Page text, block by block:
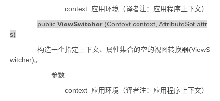
context 应用环境（译者注：应用程序上下文）
public ViewSwitcher(Context context, AttributeSet attr
s)
构造一个指定上下文、属性集合的空的视图转换器(ViewS
witcher)。
参数
context 应用环境（译者注：应用程序上下文）